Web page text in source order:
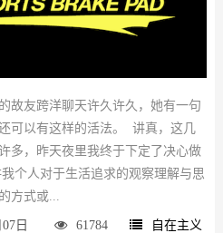
故友跨洋聊天许久许久，她有一句
可以有这样的活法。 讲真，这几
多，昨天夜里我终于下定了决心做
个人对于生活追求的观察理解与思
方式或...
日 61784 自在主义